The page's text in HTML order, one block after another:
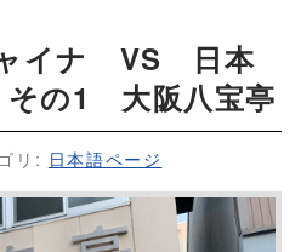
イナ VS 日本
の1 大阪八宝亭
リ: 日本語ページ